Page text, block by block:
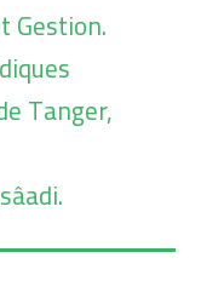
Gestion.
Tanger,